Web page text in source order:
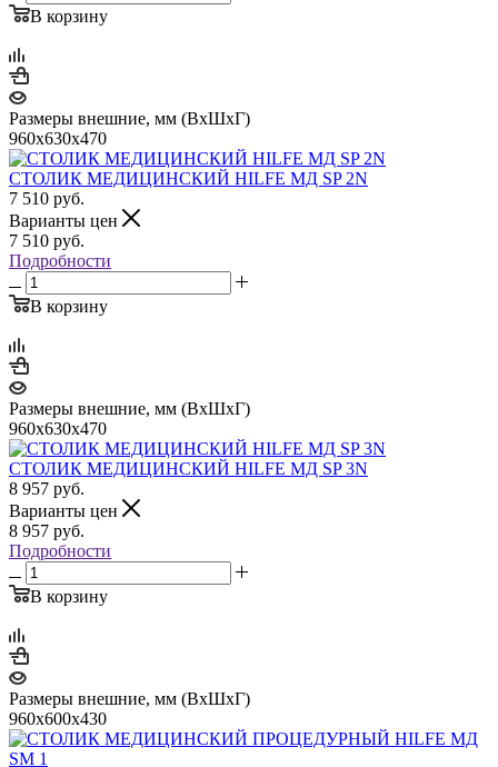
В корзину
Размеры внешние, мм (ВхШхГ)
960x630x470
СТОЛИК МЕДИЦИНСКИЙ HILFE МД SP 2N
7 510 руб.
Варианты цен
7 510 руб.
Подробности
В корзину
Размеры внешние, мм (ВхШхГ)
960x630x470
СТОЛИК МЕДИЦИНСКИЙ HILFE МД SP 3N
8 957 руб.
Варианты цен
8 957 руб.
Подробности
В корзину
Размеры внешние, мм (ВхШхГ)
960x600x430